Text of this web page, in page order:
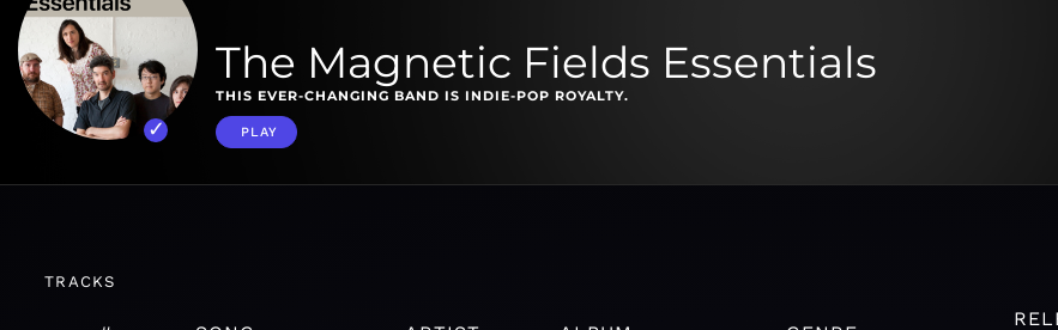
The Magnetic Fields Essentials
THIS EVER-CHANGING BAND IS INDIE-POP ROYALTY.
PLAY
TRACKS